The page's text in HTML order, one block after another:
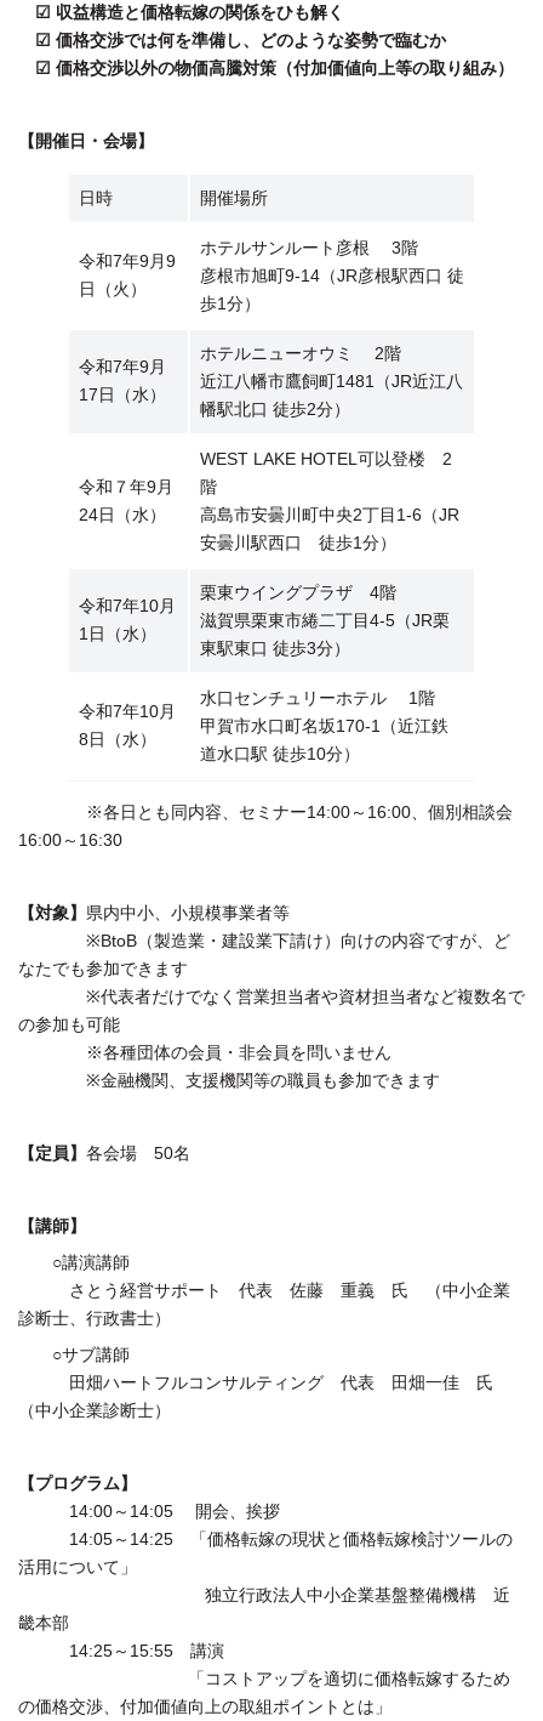
☑ 収益構造と価格転嫁の関係をひも解く
☑ 価格交渉では何を準備し、どのような姿勢で臨むか
☑ 価格交渉以外の物価高騰対策（付加価値向上等の取り組み）
【開催日・会場】
日時 開催場所
令和7年9月9
日（火）
ホテルサンルート彦根 3階
彦根市旭町9-14（JR彦根駅西口 徒
歩1分）
令和7年9月
17日（水）
ホテルニューオウミ 2階
近江八幡市鷹飼町1481（JR近江八
幡駅北口 徒歩2分）
令和７年9月
24日（水）
WEST LAKE HOTEL可以登楼 2
階
高島市安曇川町中央2丁目1-6（JR
安曇川駅西口 徒歩1分）
令和7年10月
1日（水）
栗東ウイングプラザ 4階
滋賀県栗東市綣二丁目4-5（JR栗
東駅東口 徒歩3分）
令和7年10月
8日（水）
水口センチュリーホテル 1階
甲賀市水口町名坂170-1（近江鉄
道水口駅 徒歩10分）
※各日とも同内容、セミナー14:00～16:00、個別相談会
16:00～16:30
【対象】 県内中小、小規模事業者等
※BtoB（製造業・建設業下請け）向けの内容ですが、ど
なたでも参加できます
※代表者だけでなく営業担当者や資材担当者など複数名で
の参加も可能
※各種団体の会員・非会員を問いません
※金融機関、支援機関等の職員も参加できます
【定員】 各会場 50名
【講師】
○講演講師
さとう経営サポート 代表 佐藤 重義 氏 （中小企業
診断士、行政書士）
○サブ講師
田畑ハートフルコンサルティング 代表 田畑一佳 氏
（中小企業診断士）
【プログラム】
14:00～14:05 開会、挨拶
14:05～14:25 「価格転嫁の現状と価格転嫁検討ツールの
活用について」
独立行政法人中小企業基盤整備機構 近
畿本部
14:25～15:55 講演
「コストアップを適切に価格転嫁するため
の価格交渉、付加価値向上の取組ポイントとは」